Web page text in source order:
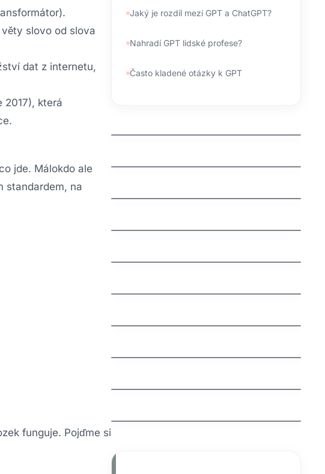
slovo od slova
dat z internetu,
2017), která
jde. Málokdo ale
standardem, na
funguje. Pojďme si
Jaký je rozdíl mezi GPT a ChatGPT?
Nahradí GPT lidské profese?
Často kladené otázky k GPT